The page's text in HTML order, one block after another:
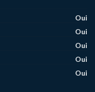
Oui
Oui
Oui
Oui
Oui